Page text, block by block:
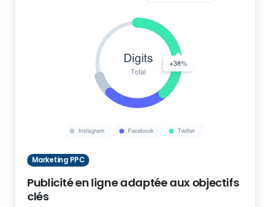
Marketing PPC
Publicité en ligne adaptée aux objectifs
clés